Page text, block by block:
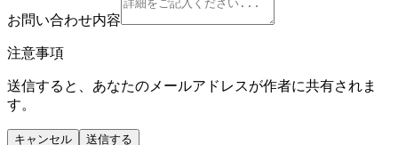
お問い合わせ内容
注意事項
送信すると、あなたのメールアドレスが作者に共有されま
す。
キャンセル 送信する